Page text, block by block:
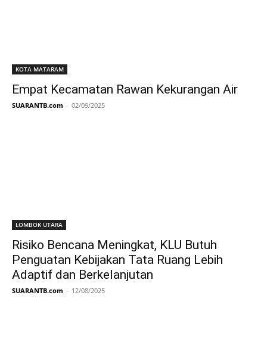
KOTA MATARAM
Empat Kecamatan Rawan Kekurangan Air
SUARANTB.com - 02/09/2025
LOMBOK UTARA
Risiko Bencana Meningkat, KLU Butuh
Penguatan Kebijakan Tata Ruang Lebih
Adaptif dan Berkelanjutan
SUARANTB.com - 12/08/2025